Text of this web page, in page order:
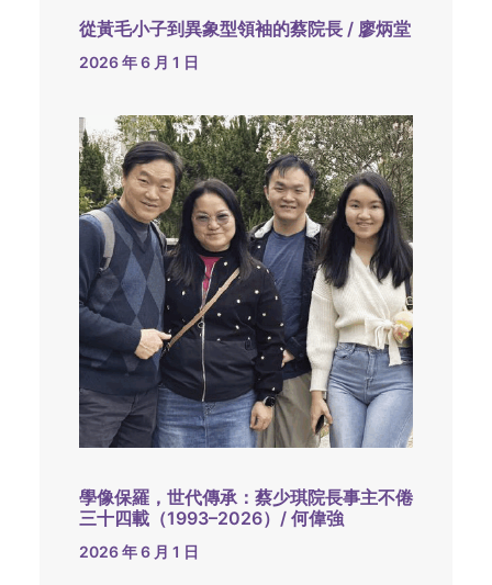
從黃毛小子到異象型領袖的蔡院長 / 廖炳堂
2026 年 6 月 1 日
學像保羅，世代傳承：蔡少琪院長事主不倦
三十四載（1993–2026）/ 何偉強
2026 年 6 月 1 日